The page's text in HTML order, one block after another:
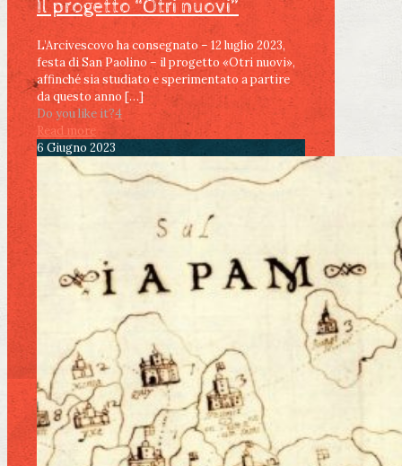
Il progetto “Otri nuovi”
L’Arcivescovo ha consegnato – 12 luglio 2023,
festa di San Paolino – il progetto «Otri nuovi»,
affinché sia studiato e sperimentato a partire
da questo anno […]
Do you like it?4
Read more
6 Giugno 2023